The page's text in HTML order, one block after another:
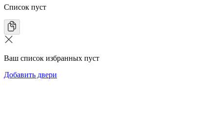
Список пуст
Ваш список избранных пуст
Добавить двери